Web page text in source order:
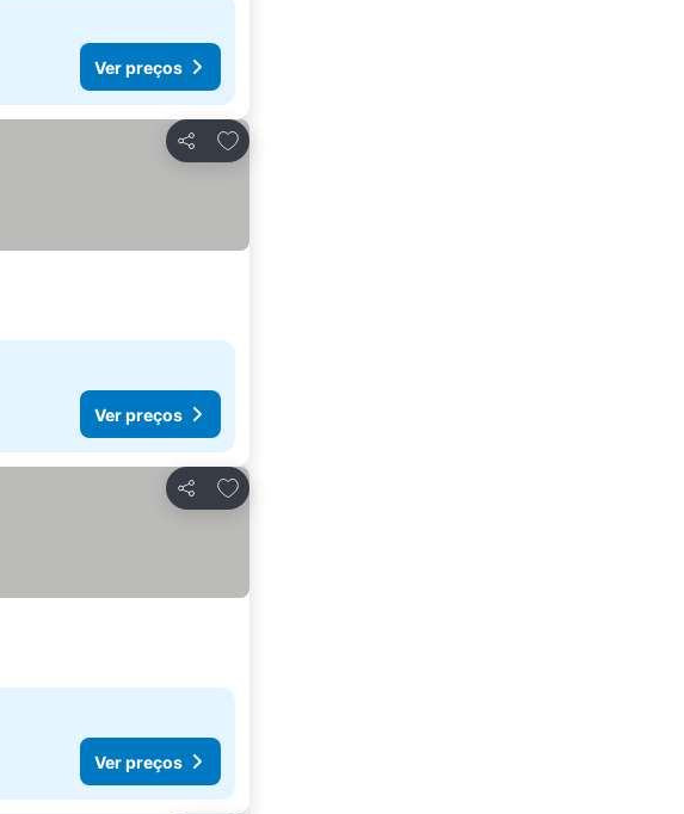
Ver preços
Partilhar
Adicionar aos favoritos
Ver preços
Partilhar
Adicionar aos favoritos
Ver preços